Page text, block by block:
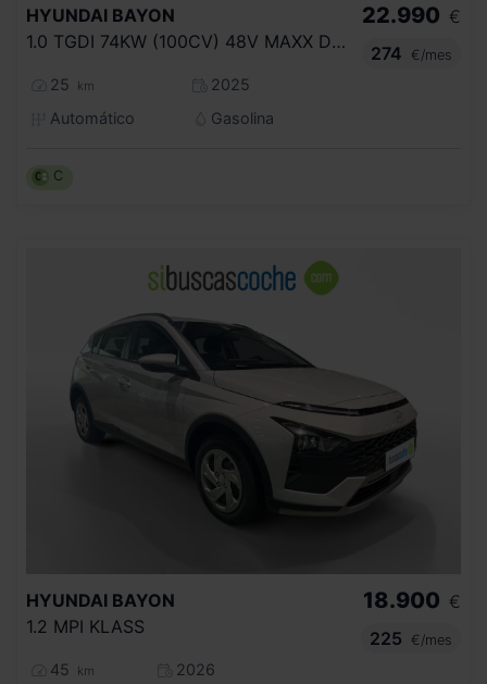
HYUNDAI BAYON
1.0 TGDI 74KW (100CV) 48V MAXX DCT
25 km
2025
Automático
Gasolina
22.990 €
274
€/mes
C
HYUNDAI BAYON
1.2 MPI KLASS
45 km
2026
18.900 €
225
€/mes